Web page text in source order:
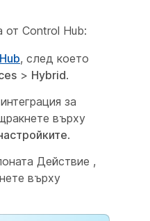
от Control Hub:
, след което
> Hybrid.
за
върху
.
Действие ,
върху